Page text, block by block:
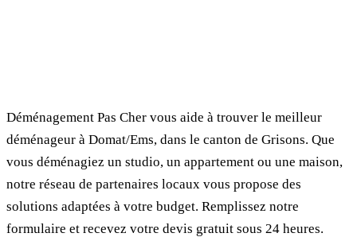
Déménagement Pas Cher vous aide à trouver le meilleur
déménageur à Domat/Ems, dans le canton de Grisons. Que
vous déménagiez un studio, un appartement ou une maison,
notre réseau de partenaires locaux vous propose des
solutions adaptées à votre budget. Remplissez notre
formulaire et recevez votre devis gratuit sous 24 heures.